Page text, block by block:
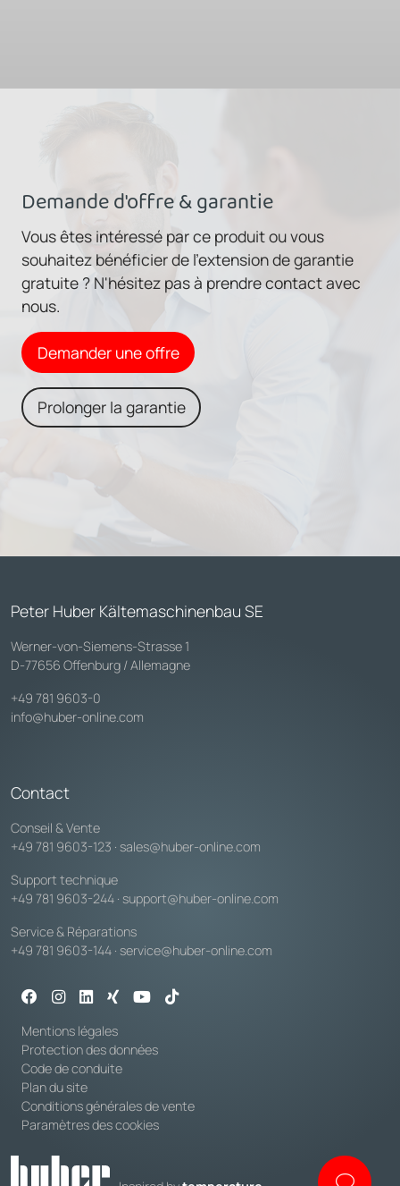
Demande d'offre & garantie
Vous êtes intéressé par ce produit ou vous
souhaitez bénéficier de l'extension de garantie
gratuite ? N'hésitez pas à prendre contact avec
nous.
Demander une offre
Prolonger la garantie
Peter Huber Kältemaschinenbau SE
Werner-von-Siemens-Strasse 1
D-77656 Offenburg / Allemagne
+49 781 9603-0
info@huber-online.com
Contact
Conseil & Vente
+49 781 9603-123 · sales@huber-online.com
Support technique
+49 781 9603-244 · support@huber-online.com
Service & Réparations
+49 781 9603-144 · service@huber-online.com
Mentions légales
Protection des données
Code de conduite
Plan du site
Conditions générales de vente
Paramètres des cookies